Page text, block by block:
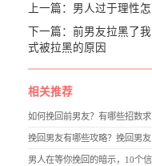
上一篇： 男人过于理性
下一篇： 前男友拉黑了
式被拉黑的原因
相关推荐
如何挽回前男友？有哪些招数求
挽回男友有哪些攻略？挽回男
男人在等你挽回的暗示，10个